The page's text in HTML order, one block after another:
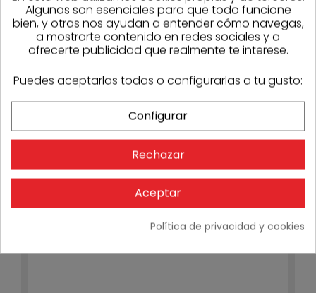
Elevador Monofásico BE-200 - Capacidad 200 kg
732,05 €
Stock1
Algunas son esenciales para que todo funcione
bien, y otras nos ayudan a entender cómo navegas,
a mostrarte contenido en redes sociales y a
ofrecerte publicidad que realmente te interese.
Puedes aceptarlas todas o configurarlas a tu gusto:
Configurar
Rechazar
Aceptar
Política de privacidad y cookies